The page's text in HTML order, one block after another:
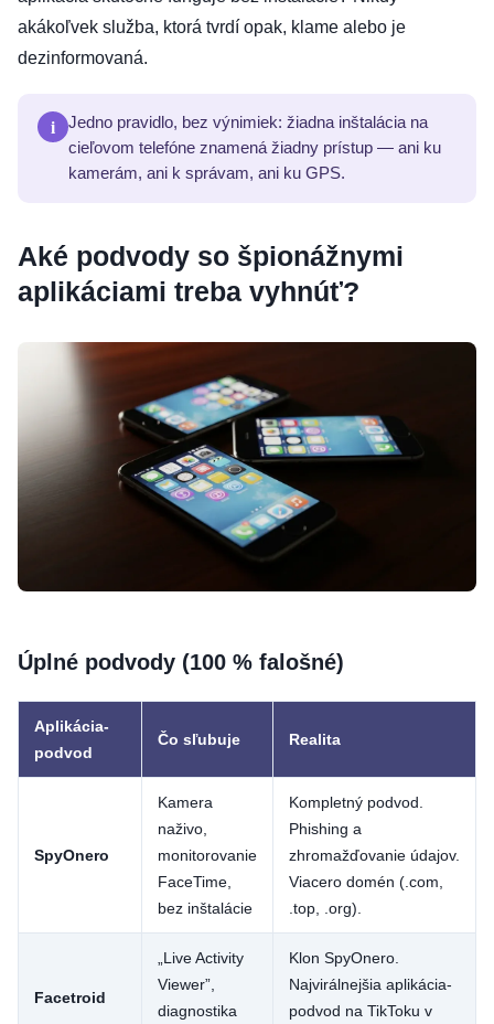
akákoľvek služba, ktorá tvrdí opak, klame alebo je
dezinformovaná.
i
Jedno pravidlo, bez výnimiek: žiadna inštalácia na
cieľovom telefóne znamená žiadny prístup — ani ku
kamerám, ani k správam, ani ku GPS.
Aké podvody so špionážnymi
aplikáciami treba vyhnúť?
Úplné podvody (100 % falošné)
Aplikácia-
podvod
Čo sľubuje Realita
SpyOnero
Kamera
naživo,
monitorovanie
FaceTime,
bez inštalácie
Kompletný podvod.
Phishing a
zhromažďovanie údajov.
Viacero domén (.com,
.top, .org).
Facetroid
„Live Activity
Viewer”,
diagnostika
Klon SpyOnero.
Najvirálnejšia aplikácia-
podvod na TikToku v